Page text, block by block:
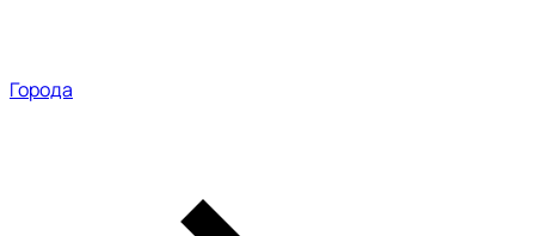
Города